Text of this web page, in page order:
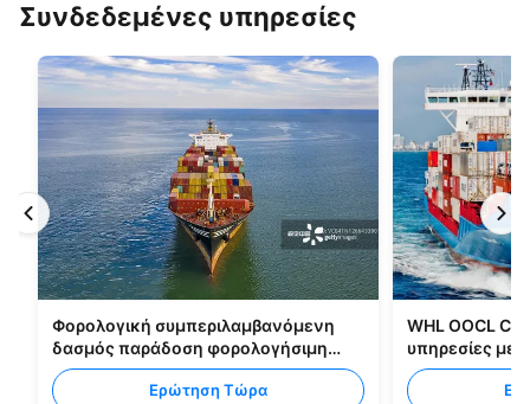
Συνδεδεμένες υπηρεσίες
Φορολογική συμπεριλαμβανόμενη
δασμός παράδοση φορολογήσιμη
στέλνοντας όλους τους τύπους
συσκευασιώνΕρώτηση Τώρα
WHL OOCL
υπηρεσίες
από την Κίνα